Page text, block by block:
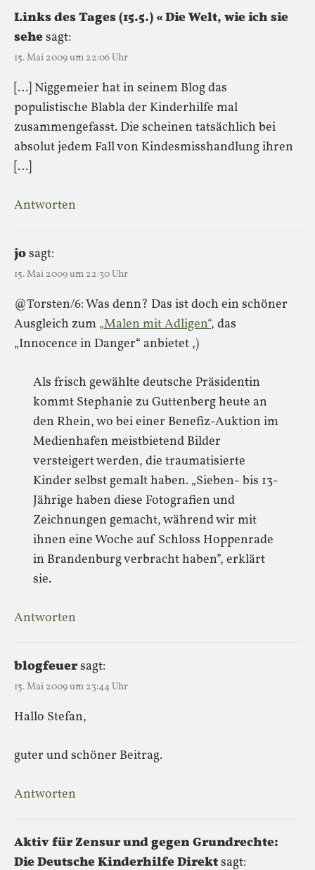
Links des Tages (15.5.) « Die Welt, wie ich sie
sehesagt:
15. Mai 2009 um 22:06 Uhr
[…] Niggemeier hat in seinem Blog das
populistische Blabla der Kinderhilfe mal
zusammengefasst. Die scheinen tatsächlich bei
absolut jedem Fall von Kindesmisshandlung ihren
[…]
Antworten
josagt:
15. Mai 2009 um 22:30 Uhr
@Torsten/6: Was denn? Das ist doch ein schöner
Ausgleich zum „Malen mit Adligen“, das
„Innocence in Danger“ anbietet ,)
Als frisch gewählte deutsche Präsidentin
kommt Stephanie zu Guttenberg heute an
den Rhein, wo bei einer Benefiz-Auktion im
Medienhafen meistbietend Bilder
versteigert werden, die traumatisierte
Kinder selbst gemalt haben. „Sieben- bis 13-
Jährige haben diese Fotografien und
Zeichnungen gemacht, während wir mit
ihnen eine Woche auf Schloss Hoppenrade
in Brandenburg verbracht haben”, erklärt
sie.
Antworten
blogfeuersagt:
15. Mai 2009 um 23:44 Uhr
Hallo Stefan,
guter und schöner Beitrag.
Antworten
Aktiv für Zensur und gegen Grundrechte:
Die Deutsche Kinderhilfe Direktsagt: